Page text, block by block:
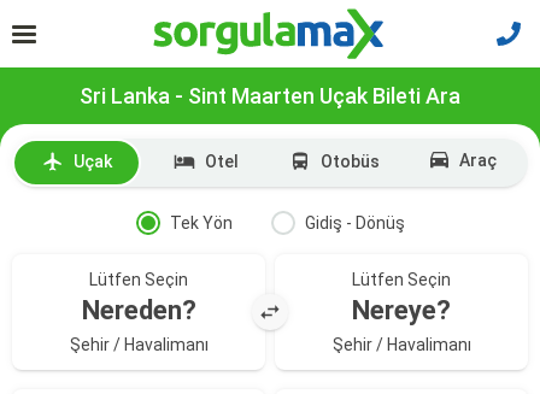
Sri Lanka - Sint Maarten Uçak Bileti Ara
Uçak Otel Otobüs Araç
Tek Yön Gidiş - Dönüş
Lütfen Seçin
Nereden?
Şehir / Havalimanı
Lütfen Seçin
Nereye?
Şehir / Havalimanı